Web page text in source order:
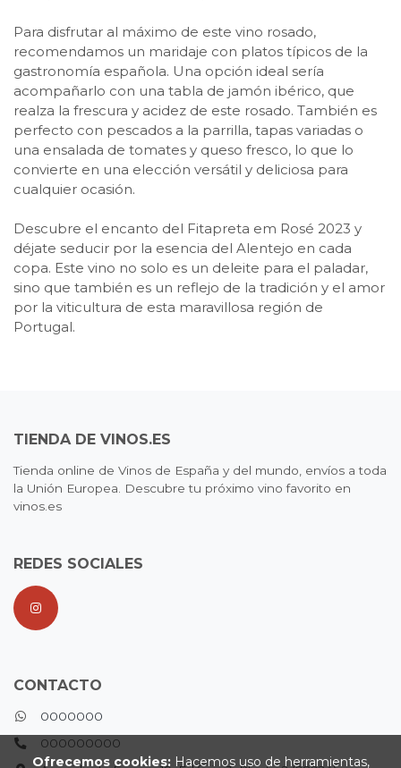
Para disfrutar al máximo de este vino rosado,
recomendamos un maridaje con platos típicos de la
gastronomía española. Una opción ideal sería
acompañarlo con una tabla de jamón ibérico, que
realza la frescura y acidez de este rosado. También es
perfecto con pescados a la parrilla, tapas variadas o
una ensalada de tomates y queso fresco, lo que lo
convierte en una elección versátil y deliciosa para
cualquier ocasión.
Descubre el encanto del Fitapreta em Rosé 2023 y
déjate seducir por la esencia del Alentejo en cada
copa. Este vino no solo es un deleite para el paladar,
sino que también es un reflejo de la tradición y el amor
por la viticultura de esta maravillosa región de
Portugal.
TIENDA DE VINOS.ES
Tienda online de Vinos de España y del mundo, envíos a toda
la Unión Europea. Descubre tu próximo vino favorito en
vinos.es
REDES SOCIALES
CONTACTO
0000000
000000000
Ofrecemos cookies:Hacemos uso de herramientas,